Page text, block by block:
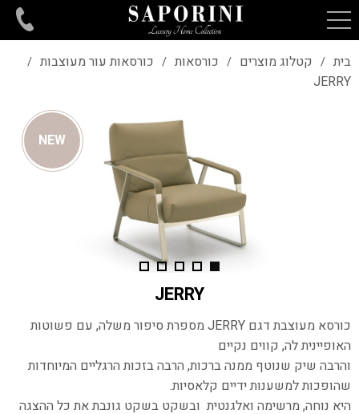
בית / קטלוג מוצרים / כורסאות / כורסאות עור מעוצבות /
JERRY
NEW
JERRY
כורסא מעוצבת דגם JERRY מספרת סיפור משלה, עם פשוטות
האופיינית לה, קווים נקיים
והרבה שיק שנוטף ממנה ברכות, הרבה בזכות הרגליים המיוחדות
שהופכות למשענות ידיים קלאסיות.
היא נוחה, מרשימה ואלגנטית ובשקט בשקט גונבת את כל ההצגה